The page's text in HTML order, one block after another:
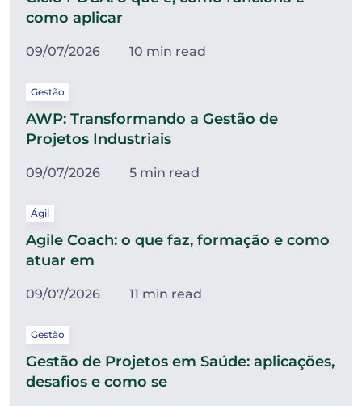
como aplicar
09/07/2026 10 min read
Gestão
AWP: Transformando a Gestão de
Projetos Industriais
09/07/2026 5 min read
Ágil
Agile Coach: o que faz, formação e como
atuar em
09/07/2026 11 min read
Gestão
Gestão de Projetos em Saúde: aplicações,
desafios e como se